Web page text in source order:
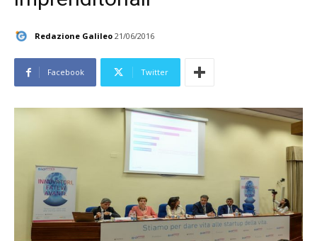
Redazione Galileo 21/06/2016
Facebook Twitter